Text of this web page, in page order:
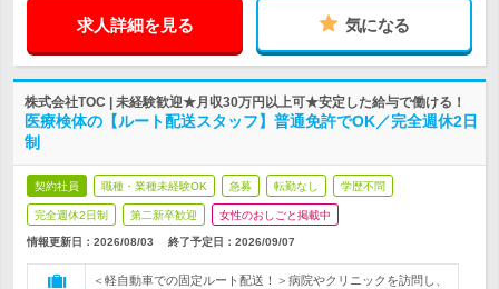
求人詳細を見る 気になる
株式会社TOC | 未経験歓迎★月収30万円以上可★安定した給与で働ける！
医療検体の【ルート配送スタッフ】普通免許でOK／完全週休2日
制
契約社員 職種・業種未経験OK 急募 転勤なし 学歴不問
完全週休2日制 第二新卒歓迎 女性のおしごと掲載中
情報更新日：2026/08/03 終了予定日： 2026/09/07
＜軽自動車での固定ルート配送！＞病院やクリニックを訪問し、